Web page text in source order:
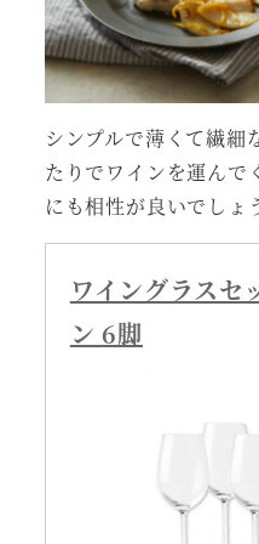
シンプルで薄くて繊細
たりでワインを運んで
にも相性が良いでし
ワイングラスセ
ン 6脚